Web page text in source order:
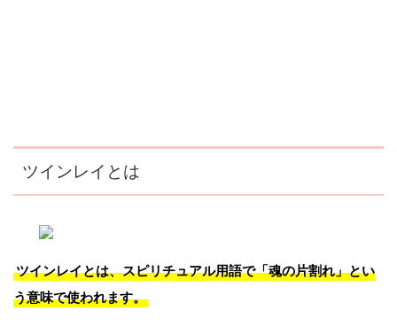
ツインレイとは
ツインレイとは、スピリチュアル用語で「魂の片割れ」とい
う意味で使われます。